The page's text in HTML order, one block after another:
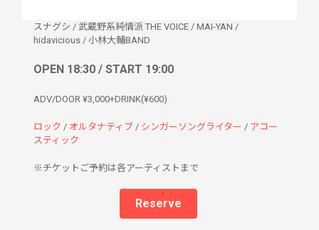
スナグシ / 武蔵野系純情派 THE VOICE / MAI-YAN /
hidavicious / 小林大輔BAND
OPEN 18:30 / START 19:00
ADV/DOOR ¥3,000+DRINK(¥600)
ロック / オルタナティブ / シンガーソングライター / アコー
スティック
※チケットご予約は各アーティストまで
Reserve